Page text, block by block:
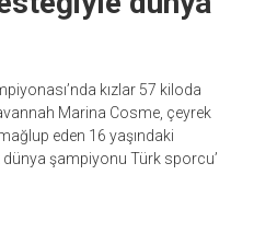
kızlar 57 kiloda
Marina Cosme, çeyrek
eden 16 yaşındaki
dünya şampiyonu Türk sporcu’